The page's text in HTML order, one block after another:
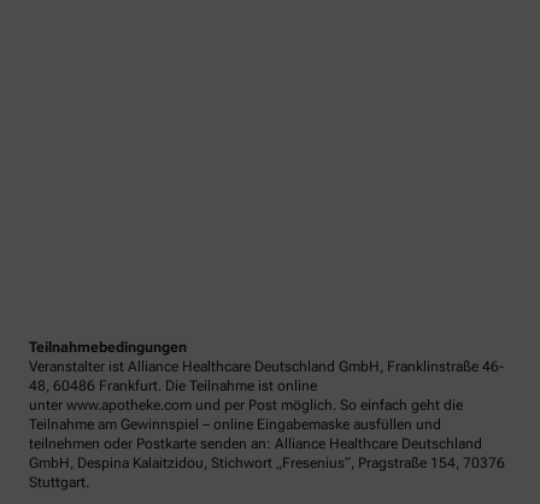
Teilnahmebedingungen
Veranstalter ist Alliance Healthcare Deutschland GmbH, Franklinstraße 46-
48, 60486 Frankfurt. Die Teilnahme ist online
unter www.apotheke.com und per Post möglich. So einfach geht die
Teilnahme am Gewinnspiel – online Eingabemaske ausfüllen und
teilnehmen oder Postkarte senden an: Alliance Healthcare Deutschland
GmbH, Despina Kalaitzidou, Stichwort „Fresenius“, Pragstraße 154, 70376
Stuttgart.